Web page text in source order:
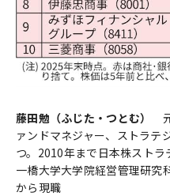
藤田勉（ふじた・つとむ）
ァンドマネジャー、ストラテ
つ。2010年まで日本株ストラ
一橋大学大学院経営管理研究
から現職